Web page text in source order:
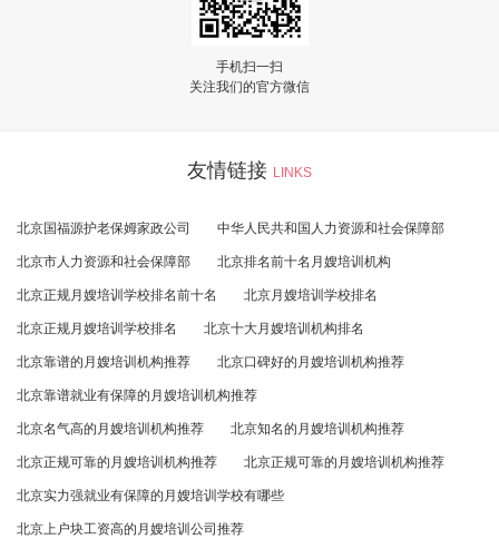
手机扫一扫
关注我们的官方微信
友情链接 LINKS
北京国福源护老保姆家政公司 中华人民共和国人力资源和社会保障部
北京市人力资源和社会保障部 北京排名前十名月嫂培训机构
北京正规月嫂培训学校排名前十名 北京月嫂培训学校排名
北京正规月嫂培训学校排名 北京十大月嫂培训机构排名
北京靠谱的月嫂培训机构推荐 北京口碑好的月嫂培训机构推荐
北京靠谱就业有保障的月嫂培训机构推荐
北京名气高的月嫂培训机构推荐 北京知名的月嫂培训机构推荐
北京正规可靠的月嫂培训机构推荐 北京正规可靠的月嫂培训机构推荐
北京实力强就业有保障的月嫂培训学校有哪些
北京上户块工资高的月嫂培训公司推荐